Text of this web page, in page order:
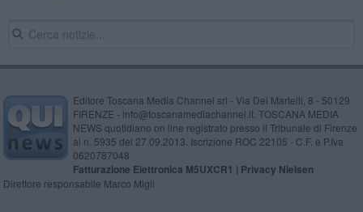
Editore Toscana Media Channel srl - Via Dei Martelli, 8 - 50129
FIRENZE - info@toscanamediachannel.it. TOSCANA MEDIA
NEWS quotidiano on line registrato presso il Tribunale di Firenze
al n. 5935 del 27.09.2013. Iscrizione ROC 22105 - C.F. e P.Iva
0620787048
Fatturazione Elettronica M5UXCR1 | Privacy Nielsen
Direttore responsabile Marco Migli